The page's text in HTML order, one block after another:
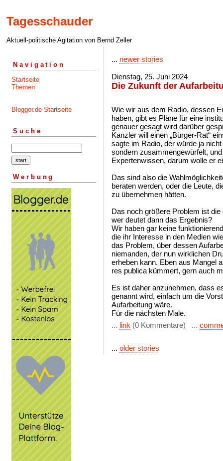
Tagesschauder
Aktuell-politische Agitation von Bernd Zeller
Navigation
Startseite
Themen
Blogger.de Startseite
Suche
Werbung
... newer stories
Dienstag, 25. Juni 2024
Die Zukunft der
Wie wir aus dem Radio, dessen
haben, gibt es Pläne für eine
genauer gesagt wird darüber
Kanzler will einen „Bürger-Rat“
sagte im Radio, der würde ja
sondern zusammengewürfelt,
Expertenwissen, darum wolle er
Das sind also die
beraten werden, oder die Leute,
zu übernehmen hätten.
Das noch größere Problem ist
wer deutet dann das Ergebnis?
Wir haben gar keine
die ihr Interesse in den Medien
das Problem, über dessen
niemanden, der nun wirklichen
erheben kann. Eben aus Mangel
res publica kümmert, gern auch
Es ist daher anzunehmen, dass
genannt wird, einfach um die
Aufarbeitung wäre.
Für die nächsten Male.
... link (0 Kommentare) ...
... older stories